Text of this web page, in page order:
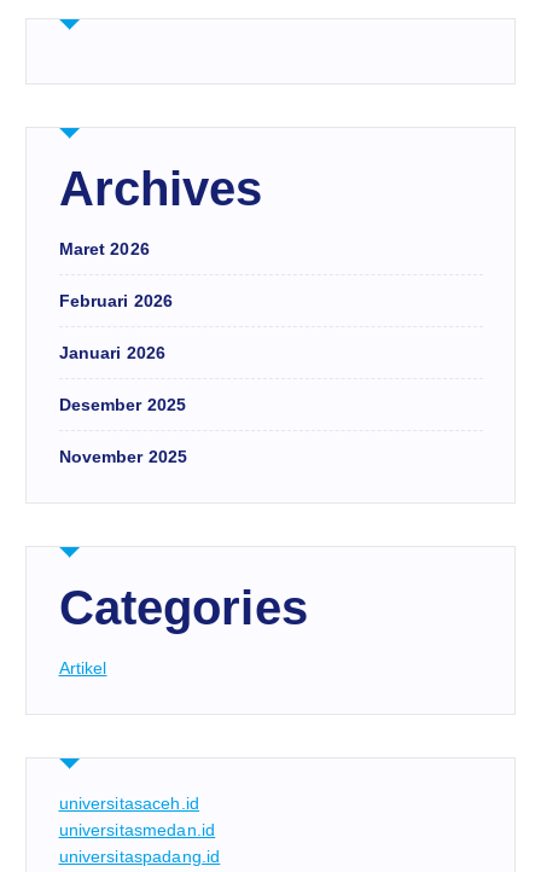
Archives
Maret 2026
Februari 2026
Januari 2026
Desember 2025
November 2025
Categories
Artikel
universitasaceh.id
universitasmedan.id
universitaspadang.id